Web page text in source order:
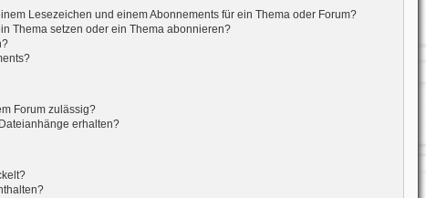
Lesezeichen und einem Abonnements für ein Thema oder Forum?
Thema setzen oder ein Thema abonnieren?
Forum zulässig?
erhalten?